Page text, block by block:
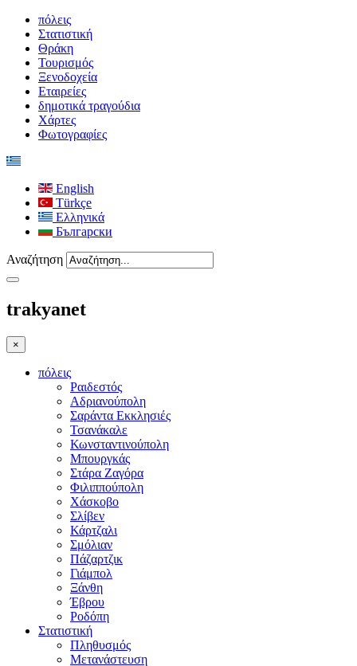
πόλεις
Στατιστική
Θράκη
Τουρισμός
Ξενοδοχεία
Εταιρείες
δημοτικά τραγούδια
Χάρτες
Φωτογραφίες
English
Türkçe
Ελληνικά
Български
Αναζήτηση
trakyanet
×
πόλεις
Ραιδεστός
Αδριανούπολη
Σαράντα Εκκλησιές
Τσανάκαλε
Κωνσταντινούπολη
Μπουργκάς
Στάρα Ζαγόρα
Φιλιππούπολη
Χάσκοβο
Σλίβεν
Κάρτζαλι
Σμόλιαν
Πάζαρτζικ
Γιάμπολ
Ξάνθη
Έβρου
Ροδόπη
Στατιστική
Πληθυσμός
Μετανάστευση